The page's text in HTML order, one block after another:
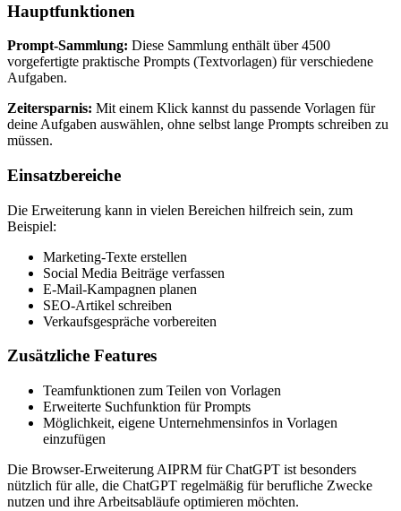
Hauptfunktionen
Prompt-Sammlung: Diese Sammlung enthält über 4500
vorgefertigte praktische Prompts (Textvorlagen) für verschiedene
Aufgaben.
Zeitersparnis: Mit einem Klick kannst du passende Vorlagen für
deine Aufgaben auswählen, ohne selbst lange Prompts schreiben zu
müssen.
Einsatzbereiche
Die Erweiterung kann in vielen Bereichen hilfreich sein, zum
Beispiel:
Marketing-Texte erstellen
Social Media Beiträge verfassen
E-Mail-Kampagnen planen
SEO-Artikel schreiben
Verkaufsgespräche vorbereiten
Zusätzliche Features
Teamfunktionen zum Teilen von Vorlagen
Erweiterte Suchfunktion für Prompts
Möglichkeit, eigene Unternehmensinfos in Vorlagen
einzufügen
Die Browser-Erweiterung AIPRM für ChatGPT ist besonders
nützlich für alle, die ChatGPT regelmäßig für berufliche Zwecke
nutzen und ihre Arbeitsabläufe optimieren möchten.